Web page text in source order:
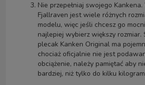
Nie przepełniaj swojego
Fjallraven jest wiele różnych
modelu, więc jeśli chcesz go
najlepiej wybierz większy
plecak Kanken Original ma
chociaż oficjalnie nie jest
obciążenie, należy pamiętać aby
bardziej, niż tylko do kilku